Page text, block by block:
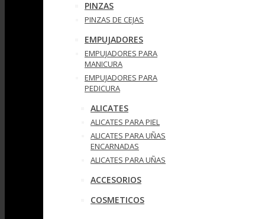
PINZAS
PINZAS DE CEJAS
EMPUJADORES
EMPUJADORES PARA
MANICURA
EMPUJADORES PARA
PEDICURA
ALICATES
ALICATES PARA PIEL
ALICATES PARA UÑAS
ENCARNADAS
ALICATES PARA UÑAS
ACCESORIOS
COSMETICOS